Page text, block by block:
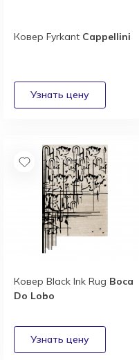
Ковер Fyrkant Cappellini
Ковер Black Ink Rug Boca
Do Lobo